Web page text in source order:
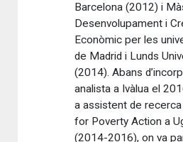
Barcelona (2012) i
Desenvolupament i
Econòmic per les
de Madrid i Lunds
(2014). Abans
analista a Ivàlua el
a assistent de
for Poverty Action a
(2014-2016), on va